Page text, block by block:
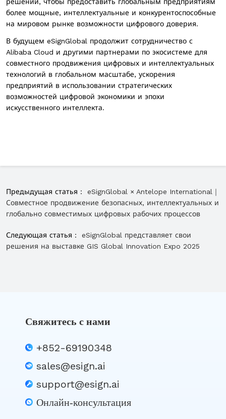
более мощные, интеллектуальные и конкурентоспособные
на мировом рынке возможности цифрового доверия.
В будущем eSignGlobal продолжит сотрудничество с
Alibaba Cloud и другими партнерами по экосистеме для
совместного продвижения цифровых и интеллектуальных
технологий в глобальном масштабе, ускорения
предприятий в использовании стратегических
возможностей цифровой экономики и эпохи
искусственного интеллекта.
Предыдущая статья： eSignGlobal × Antelope International｜
Совместное продвижение безопасных, интеллектуальных и
глобально совместимых цифровых рабочих процессов
Следующая статья： eSignGlobal представляет свои
решения на выставке GIS Global Innovation Expo 2025
Свяжитесь с нами
+852-69190348
sales@esign.ai
support@esign.ai
Онлайн-консультация